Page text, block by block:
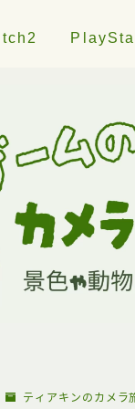
ティアキンのカメラ